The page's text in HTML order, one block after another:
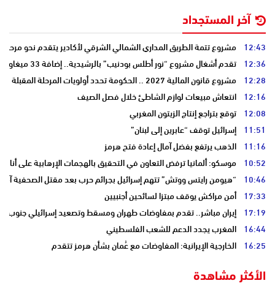
آخر المستجداد
12:43 مشروع تتمة الطريق المداري الشمالي الشرقي لأكادير يتقدم نحو مرحلة
12:36 تقدم أشغال مشروع “نور أطلس بودنيب” بالرشيدية.. إضافة 33 ميغاوات إلى الشبكة الوطنية
12:28 مشروع قانون المالية 2027 .. الحكومة تحدد أولويات المرحلة المقبلة
12:16 انتعاش مبيعات لوازم الشاطئ خلال فصل الصيف
12:08 توقع بتراجع إنتاج الزيتون المغربي
11:51 إسرائيل توقف “عابرين إلى لبنان”
11:16 الذهب يرتفع بفضل آمال إعادة فتح هرمز
10:52 موسكو: ألمانيا ترفض التعاون في التحقيق بالهجمات الإرهابية على
10:46 “هيومن رايتس ووتش” تتهم إسرائيل بجرائم حرب بعد مقتل الصحفية
17:33 أمن مراكش يوقف مبتزا لسائحين أجنبيين
17:19 إيران مباشر.. تقدم بمفاوضات طهران ومسقط وتصعيد إسرائيلي جنوب
16:44 المغرب يجدد الدعم للشعب الفلسطيني
16:25 الخارجية الإيرانية: المفاوضات مع عُمان بشأن هرمز تتقدم
الأكثر مشاهدة